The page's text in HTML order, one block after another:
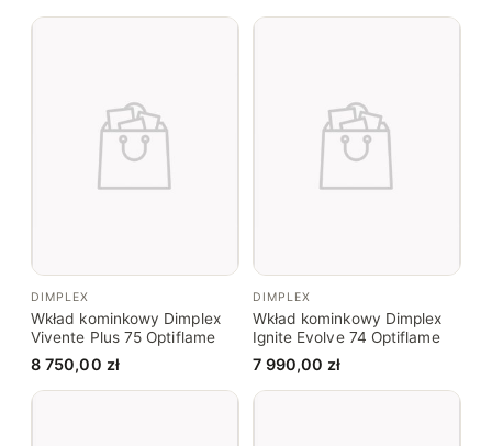
DIMPLEX
Wkład kominkowy Dimplex
Vivente Plus 75 Optiflame
8 750,00 zł
DIMPLEX
Wkład kominkowy Dimplex
Ignite Evolve 74 Optiflame
7 990,00zł